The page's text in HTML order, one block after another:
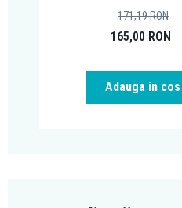
165,00 RON
171,19RON
Adauga in cos